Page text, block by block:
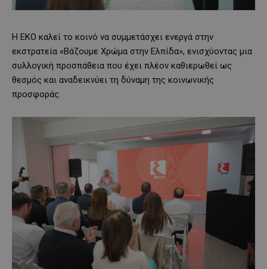
Η ΕΚΟ καλεί το κοινό να συμμετάσχει ενεργά στην
εκστρατεία «Βάζουμε Χρώμα στην Ελπίδα», ενισχύοντας μια
συλλογική προσπάθεια που έχει πλέον καθιερωθεί ως
θεσμός και αναδεικνύει τη δύναμη της κοινωνικής
προσφοράς.